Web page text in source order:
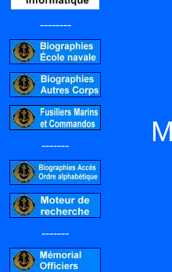
--------
-------
-------